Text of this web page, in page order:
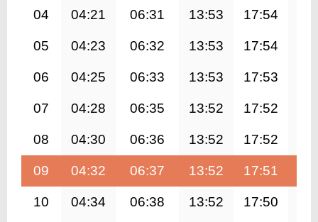
04 04:21 06:31 13:53 17:54
05 04:23 06:32 13:53 17:54
06 04:25 06:33 13:53 17:53
07 04:28 06:35 13:52 17:52
08 04:30 06:36 13:52 17:52
09 04:32 06:37 13:52 17:51
10 04:34 06:38 13:52 17:50